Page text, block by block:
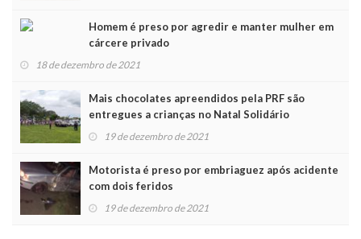
Homem é preso por agredir e manter mulher em
cárcere privado
18 de dezembro de 2021
Mais chocolates apreendidos pela PRF são
entregues a crianças no Natal Solidário
19 de dezembro de 2021
Motorista é preso por embriaguez após acidente
com dois feridos
19 de dezembro de 2021